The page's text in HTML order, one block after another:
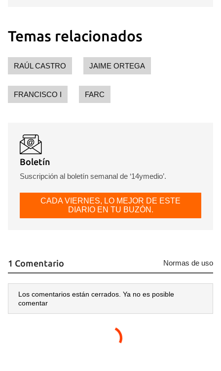
INICIAR SESIÓN
Temas relacionados
RAÚL CASTRO JAIME ORTEGA
FRANCISCO I FARC
Boletín
Suscripción al boletín semanal de ‘14ymedio’.
CADA VIERNES, LO MEJOR DE ESTE
DIARIO EN TU BUZÓN.
1 Comentario Normas de uso
Los comentarios están cerrados. Ya no es posible
comentar